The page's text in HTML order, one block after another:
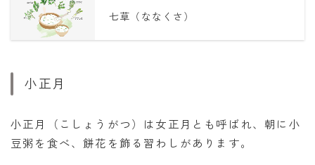
七草（ななくさ）
小正月
小正月（こしょうがつ）は女正月とも呼ばれ、朝に小
豆粥を食べ、餅花を飾る習わしがあります。